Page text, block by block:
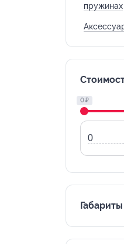
пружинах
0 ₽
Габариты